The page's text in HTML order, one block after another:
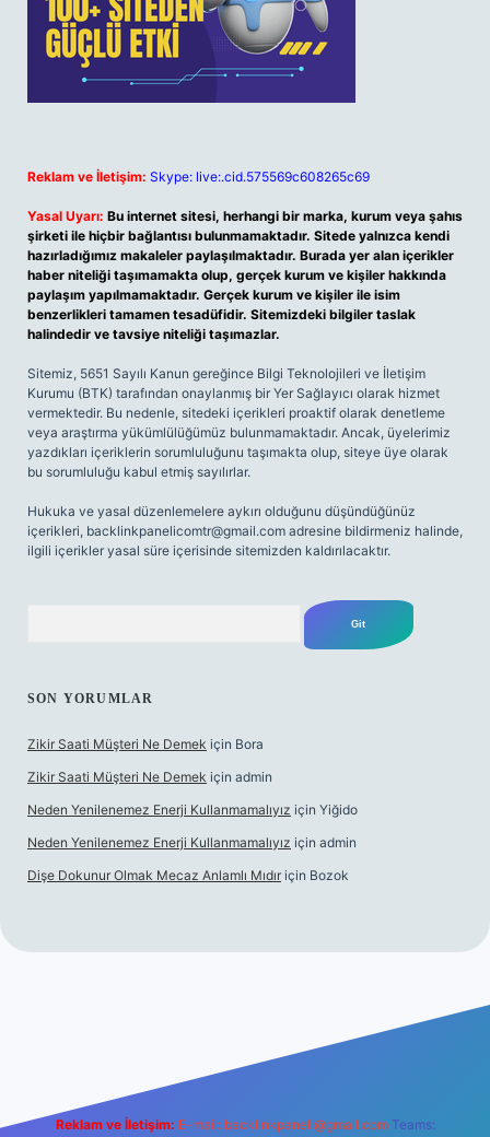
Reklam ve İletişim: Skype: live:.cid.575569c608265c69
Yasal Uyarı: Bu internet sitesi, herhangi bir marka, kurum veya şahıs
şirketi ile hiçbir bağlantısı bulunmamaktadır. Sitede yalnızca kendi
hazırladığımız makaleler paylaşılmaktadır. Burada yer alan içerikler
haber niteliği taşımamakta olup, gerçek kurum ve kişiler hakkında
paylaşım yapılmamaktadır. Gerçek kurum ve kişiler ile isim
benzerlikleri tamamen tesadüfidir. Sitemizdeki bilgiler taslak
halindedir ve tavsiye niteliği taşımazlar.
Sitemiz, 5651 Sayılı Kanun gereğince Bilgi Teknolojileri ve İletişim
Kurumu (BTK) tarafından onaylanmış bir Yer Sağlayıcı olarak hizmet
vermektedir. Bu nedenle, sitedeki içerikleri proaktif olarak denetleme
veya araştırma yükümlülüğümüz bulunmamaktadır. Ancak, üyelerimiz
yazdıkları içeriklerin sorumluluğunu taşımakta olup, siteye üye olarak
bu sorumluluğu kabul etmiş sayılırlar.
Hukuka ve yasal düzenlemelere aykırı olduğunu düşündüğünüz
içerikleri, backlinkpanelicomtr@gmail.com adresine bildirmeniz halinde,
ilgili içerikler yasal süre içerisinde sitemizden kaldırılacaktır.
SON YORUMLAR
Zikir Saati Müşteri Ne Demek için Bora
Zikir Saati Müşteri Ne Demek için admin
Neden Yenilenemez Enerji Kullanmamalıyız için Yiğido
Neden Yenilenemez Enerji Kullanmamalıyız için admin
Dişe Dokunur Olmak Mecaz Anlamlı Mıdır için Bozok
Reklam ve İletişim: E-mail: backlinkpaneli@gmail.com Teams: